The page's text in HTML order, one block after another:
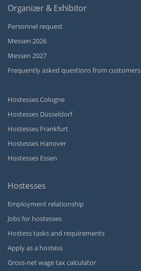
Organizer & Exhibitor
Personnel request
Messen 2026
Messen 2027
Frequently asked questions from customers
Hostesses Cologne
Hostesses Düsseldorf
Hostesses Frankfurt
Hostesses Hanover
Hostesses Essen
Hostesses
Employment relationship
Jobs for hostesses
Hostess tasks and requirements
Apply as a hostess
Gross-net wage tax calculator